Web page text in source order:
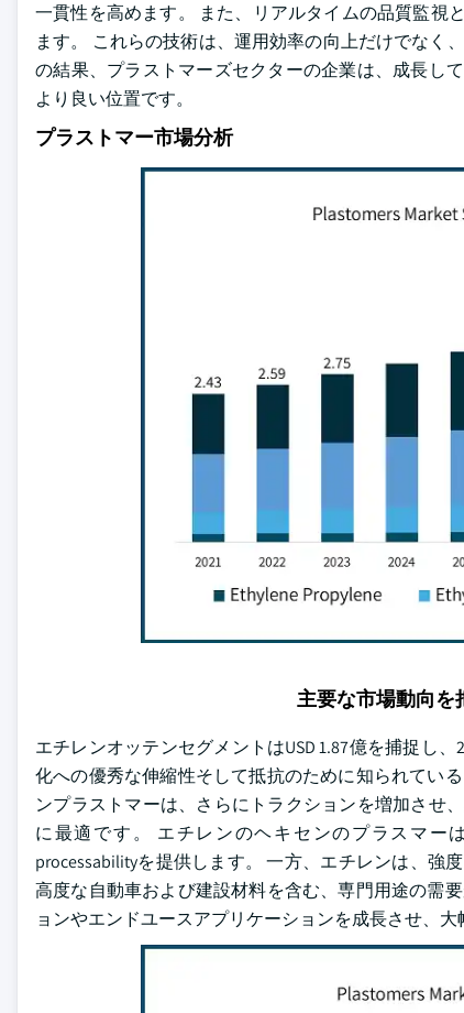
一貫性を高めます。 また、リアルタイムの品質監視
ます。 これらの技術は、運用効率の向上だけでなく
の結果、プラストマーズセクターの企業は、成長し
より良い位置です。
プラストマー市場分析
主要な市場動向を
エチレンオッテンセグメントはUSD 1.87億を捕捉し
化への優秀な伸縮性そして抵抗のために知られてい
ンプラストマーは、さらにトラクションを増加させ
に最適です。 エチレンのヘキセンのプラスマー
processabilityを提供します。 一方、エチレンは、強
高度な自動車および建設材料を含む、専門用途の需
ョンやエンドユースアプリケーションを成長させ、大